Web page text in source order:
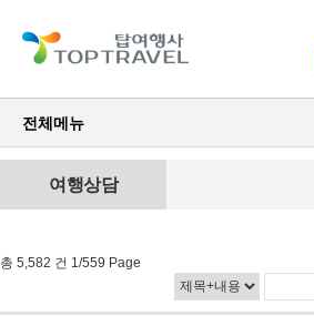
전체메뉴
여행상담
총 5,582 건 1/559 Page